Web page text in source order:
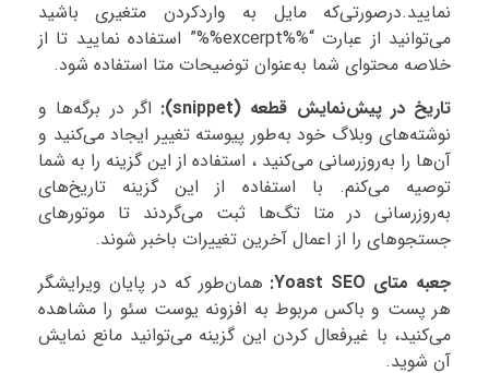
نمایید.درصورتی‌که مایل به واردکردن متغیری باشید
می‌توانید از عبارت “%%excerpt%%” استفاده نمایید تا از
خلاصه محتوای شما به‌عنوان توضیحات متا استفاده شود.
تاریخ در پیش‌نمایش قطعه (snippet):
اگر در برگه‌ها و
نوشته‌های وبلاگ خود به‌طور پیوسته تغییر ایجاد می‌کنید و
آن‌ها را به‌روزرسانی می‌کنید ، استفاده از این گزینه را به شما
توصیه می‌کنم. با استفاده از این گزینه تاریخ‌های
به‌روزرسانی در متا تگ‌ها ثبت می‌گردند تا موتورهای
جستجوهای را از اعمال آخرین تغییرات باخبر شوند.
جعبه متای Yoast SEO:
همان‌طور که در پایان ویرایشگر
هر پست و باکس مربوط به افزونه یوست سئو را مشاهده
می‌کنید، با غیرفعال کردن این گزینه می‌توانید مانع نمایش
آن شوید.